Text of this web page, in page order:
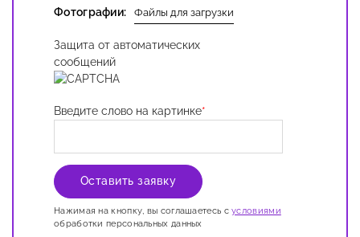
Фотографии: Файлы для загрузки
Защита от автоматических
сообщений
Введите слово на картинке*
Нажимая на кнопку, вы соглашаетесь сусловиями
обработки персональных данных